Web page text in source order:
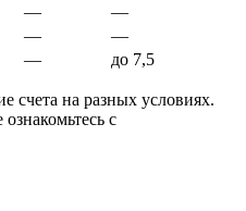
—
—
—
—
— до 7,5
счета на разных условиях.
с